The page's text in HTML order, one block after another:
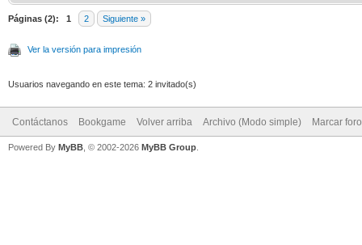
Páginas (2): 1 2 Siguiente »
Ver la versión para impresión
Usuarios navegando en este tema: 2 invitado(s)
Contáctanos Bookgame Volver arriba Archivo (Modo simple) Marcar
Powered By MyBB , © 2002-2026 MyBB Group